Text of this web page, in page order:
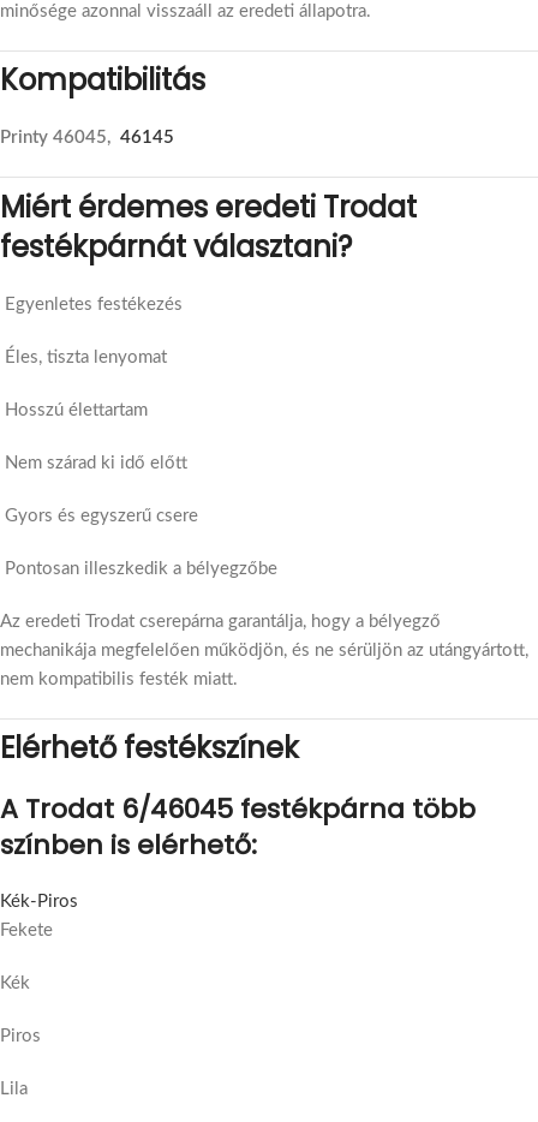
minősége azonnal visszaáll az eredeti állapotra.
Kompatibilitás
Printy 46045, 46145
Miért érdemes eredeti Trodat
festékpárnát választani?
Egyenletes festékezés
Éles, tiszta lenyomat
Hosszú élettartam
Nem szárad ki idő előtt
Gyors és egyszerű csere
Pontosan illeszkedik a bélyegzőbe
Az eredeti Trodat cserepárna garantálja, hogy a bélyegző
mechanikája megfelelően működjön, és ne sérüljön az utángyártott,
nem kompatibilis festék miatt.
Elérhető festékszínek
A Trodat 6/46045 festékpárna több
színben is elérhető:
Kék-Piros
Fekete
Kék
Piros
Lila